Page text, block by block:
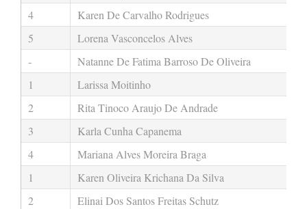
4
Karen De Carvalho Rodrigues
5
Lorena Vasconcelos Alves
-
Natanne De Fatima Barroso De Oliveira
1
Larissa Moitinho
2
Rita Tinoco Araujo De Andrade
3
Karla Cunha Capanema
4
Mariana Alves Moreira Braga
1
Karen Oliveira Krichana Da Silva
2
Elinai Dos Santos Freitas Schutz